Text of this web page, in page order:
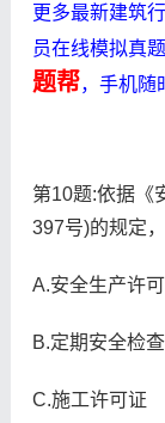
更多最新建筑
员在线模拟真
题帮，手机随
第10题:依据《
397号)的规定
A.安全生产许可
B.定期安全检查
C.施工许可证